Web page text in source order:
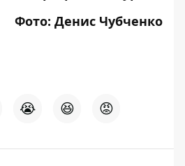
Фото: Денис Чубченко
😭 😆 😡